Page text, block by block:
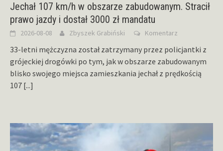
Jechał 107 km/h w obszarze zabudowanym. Stracił
prawo jazdy i dostał 3000 zł mandatu
2026-08-08 Zbyszek Grabiński Komentarz
33-letni mężczyzna został zatrzymany przez policjantki z
grójeckiej drogówki po tym, jak w obszarze zabudowanym
blisko swojego miejsca zamieszkania jechał z prędkością
107 [...]